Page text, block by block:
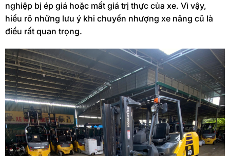
nghiệp bị ép giá hoặc mất giá trị thực của xe. Vì vậy,
hiểu rõ những lưu ý khi chuyển nhượng xe nâng cũ là
điều rất quan trọng.